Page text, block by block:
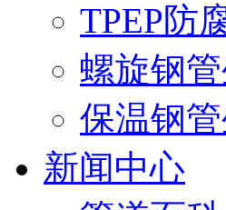
TPEP防
螺旋钢
保温钢
新闻中心